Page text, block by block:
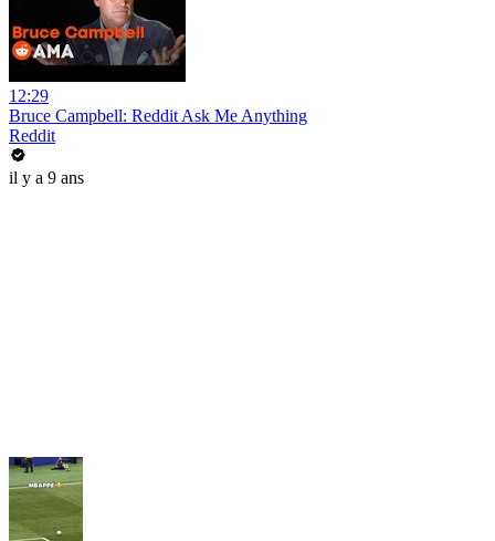
12:29
Bruce Campbell: Reddit Ask Me Anything
Reddit
il y a 9 ans